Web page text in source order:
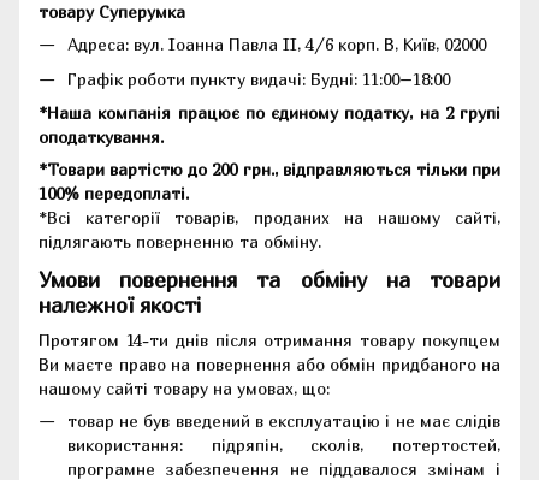
товару Суперумка
Адреса: вул. Іоанна Павла II, 4/6 корп. В, Київ, 02000
Графік роботи пункту видачі: Будні: 11:00–18:00
*Наша компанія працює по єдиному податку, на 2 групі
оподаткування.
*Товари вартістю до 200 грн., відправляються тільки при
100% передоплаті.
*Всі категорії товарів, проданих на нашому сайті,
підлягають поверненню та обміну.
Умови повернення та обміну на товари
належної якості
Протягом 14-ти днів після отримання товару покупцем
Ви маєте право на повернення або обмін придбаного на
нашому сайті товару на умовах, що:
товар не був введений в експлуатацію і не має слідів
використання: підряпін, сколів, потертостей,
програмне забезпечення не піддавалося змінам і